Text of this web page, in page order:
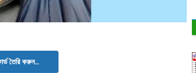
তৈরি করুন..